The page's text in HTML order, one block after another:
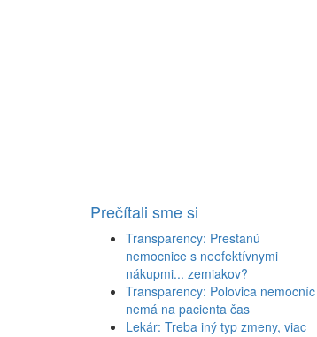
Prečítali sme si
Transparency: Prestanú
nemocnice s neefektívnymi
nákupmi... zemiakov?
Transparency: Polovica nemocníc
nemá na pacienta čas
Lekár: Treba iný typ zmeny, viac